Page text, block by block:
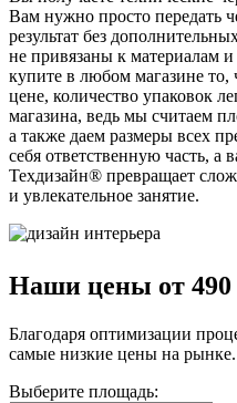
Вам нужно просто передать
результат без
не привязаны к материалам
купите в любом магазине то,
цене, количество упаковок
магазина, ведь мы считаем
а также даем размеры всех
себя ответственную часть, а
Техдизайн® превращает
и увлекательное занятие.
Наши цены от
Благодаря оптимизации
самые низкие цены на
Выберите площадь: